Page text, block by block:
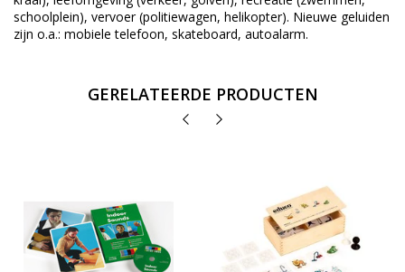
schoolplein), vervoer (politiewagen, helikopter). Nieuwe geluiden
zijn o.a.: mobiele telefoon, skateboard, autoalarm.
GERELATEERDE PRODUCTEN